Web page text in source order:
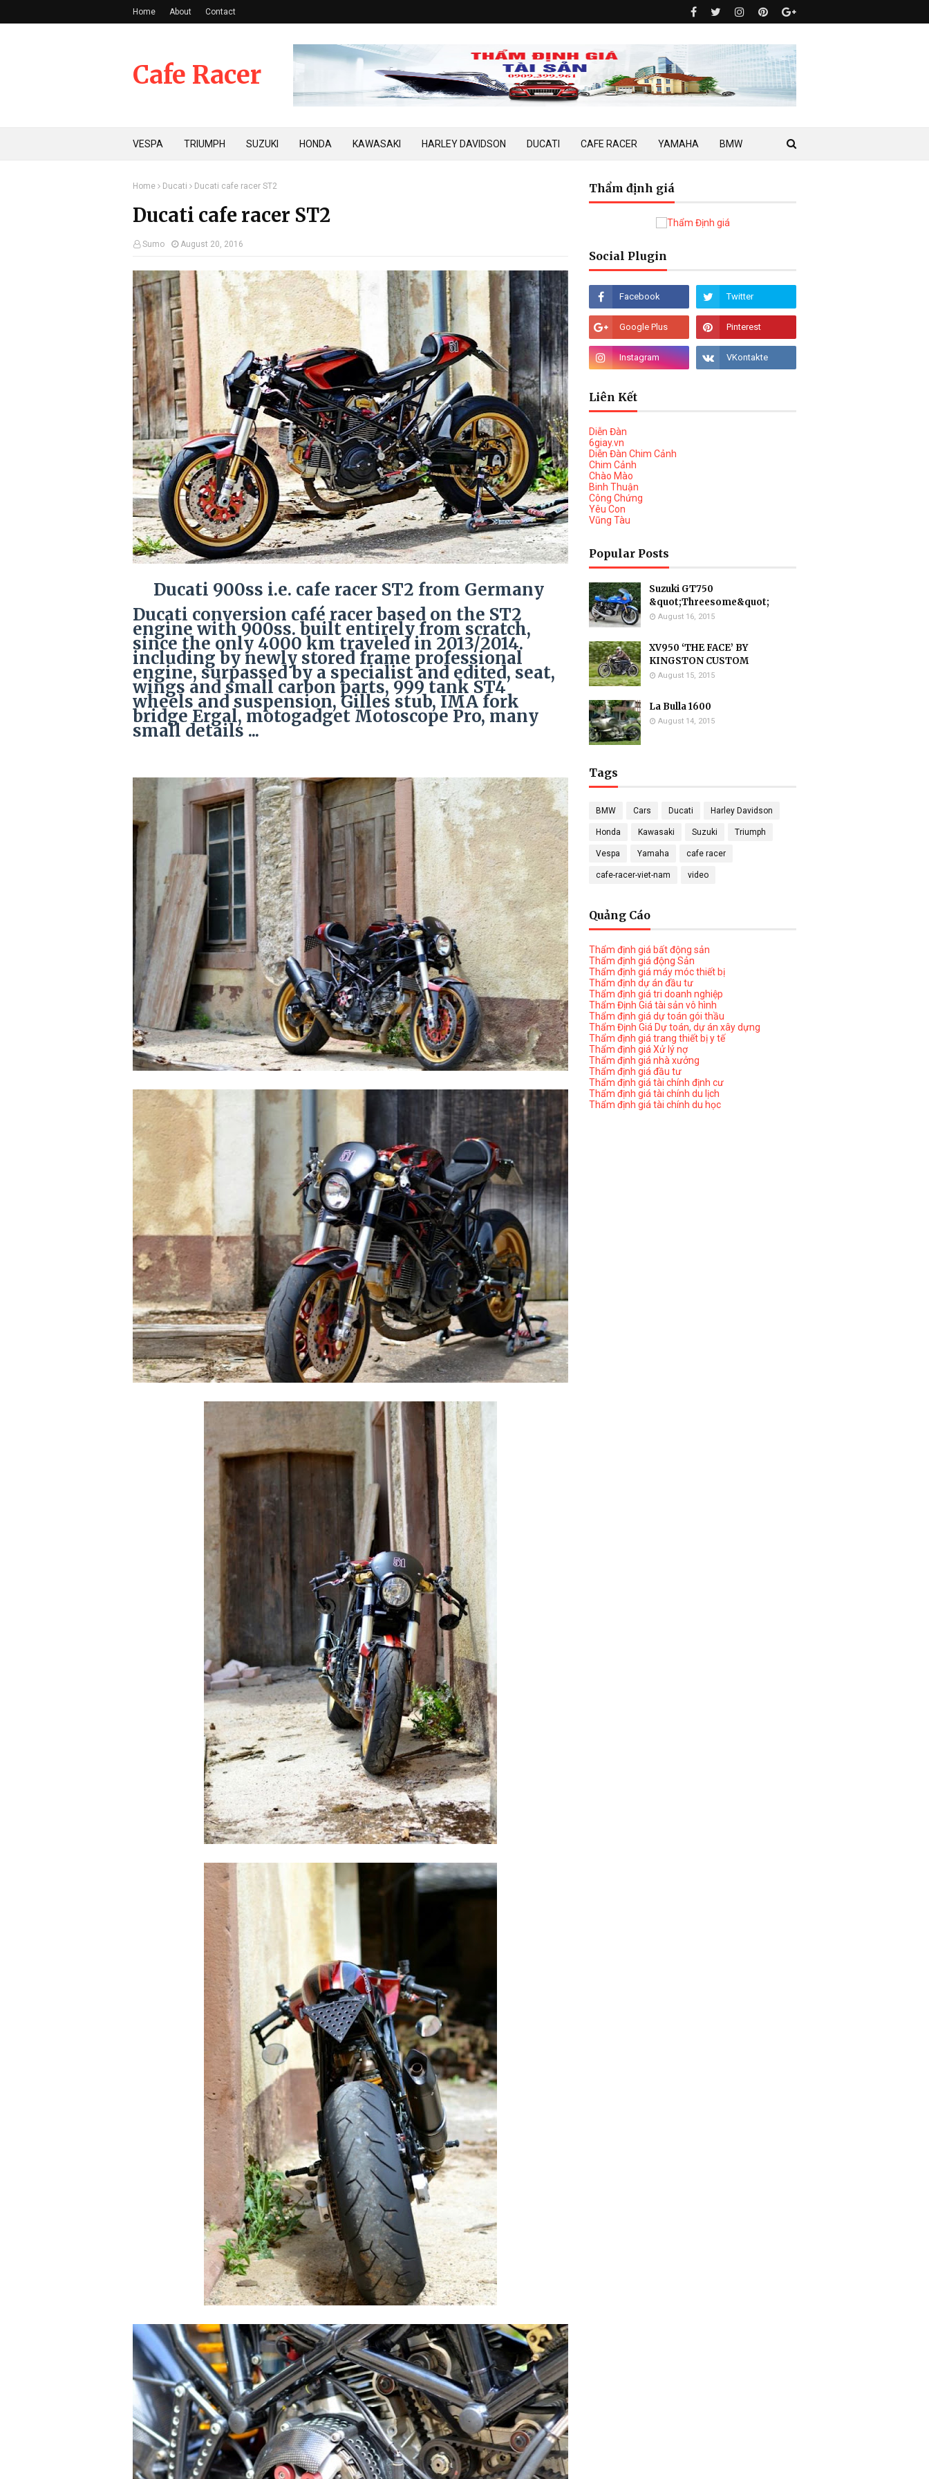
Home About Contact
Cafe Racer
VESPA TRIUMPH SUZUKI HONDA KAWASAKI HARLEY DAVIDSON DUCATI CAFE RACER YAMAHA BMW
Home Ducati Ducati cafe racer ST2
Ducati cafe racer ST2
Sumo August 20, 2016
Ducati 900ss i.e. cafe racer ST2 from Germany
Ducati conversion café racer based on the ST2
engine with 900ss. built entirely from scratch,
since the only 4000 km traveled in 2013/2014.
including by newly stored frame professional
engine, surpassed by a specialist and edited, seat,
wings and small carbon parts, 999 tank ST4
wheels and suspension, Gilles stub, IMA fork
bridge Ergal, motogadget Motoscope Pro, many
small details ...
Thẩm định giá
Social Plugin
Liên Kết
Diễn Đàn
6giay.vn
Diễn Đàn Chim Cảnh
Chim Cảnh
Chào Mào
Binh Thuận
Công Chứng
Yêu Con
Vũng Tàu
Popular Posts
Suzuki GT750
&quot;Threesome&quot;
August 16, 2015
XV950 ‘THE FACE’ BY
KINGSTON CUSTOM
August 15, 2015
La Bulla 1600
August 14, 2015
Tags
BMW Cars Ducati Harley Davidson
Honda Kawasaki Suzuki Triumph
Vespa Yamaha cafe racer
cafe-racer-viet-nam video
Quảng Cáo
Thẩm định giá bất động sản
Thẩm định giá động Sản
Thẩm định giá máy móc thiết bị
Thẩm định dự án đầu tư
Thẩm định giá tri doanh nghiệp
Thẩm Định Giá tài sản vô hình
Thẩm định giá dự toán gói thầu
Thẩm Định Giá Dự toán, dự án xây dựng
Thẩm định giá trang thiết bị y tế
Thẩm định giá Xử lý nợ
Thẩm định giá nhà xưởng
Thẩm định giá đầu tư
Thẩm định giá tài chính định cư
Thẩm định giá tài chính du lịch
Thẩm định giá tài chính du học